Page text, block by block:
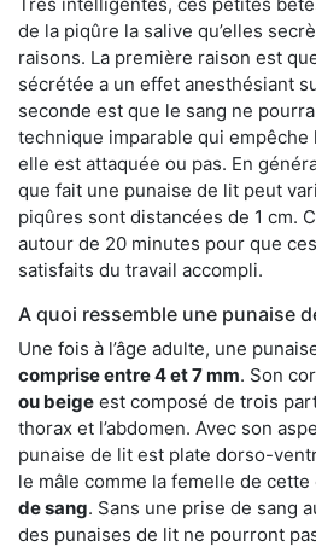
de la piqûre la salive qu’elles
raisons. La première raison est
sécrétée a un effet anesthésiant
seconde est que le sang ne
technique imparable qui
elle est attaquée ou pas. En
que fait une punaise de lit peut
piqûres sont distancées de 1 cm.
autour de 20 minutes pour que
satisfaits du travail accompli.
A quoi ressemble une punaise
Une fois à l’âge adulte, une
comprise entre 4 et 7 mm. Son
ou beige est composé de trois
thorax et l’abdomen. Avec son
punaise de lit est plate dorso-
le mâle comme la femelle de cette
de sang. Sans une prise de sang
des punaises de lit ne pourront